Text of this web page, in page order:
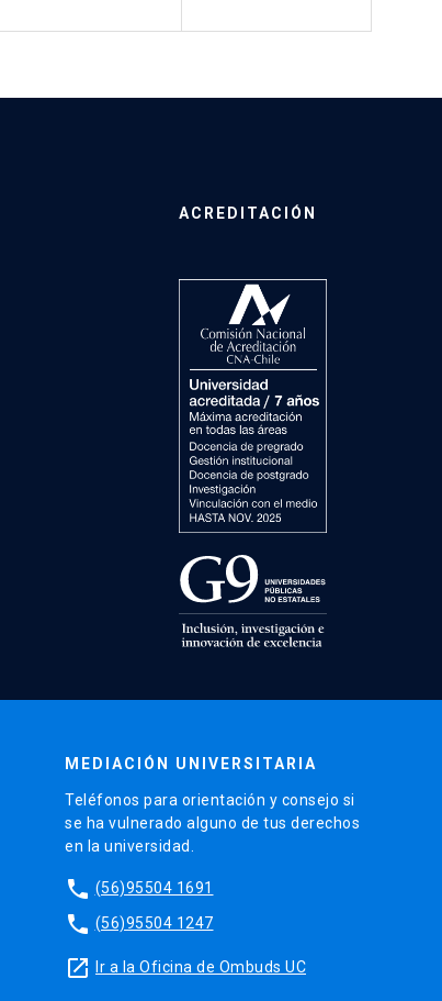
ACREDITACIÓN
MEDIACIÓN UNIVERSITARIA
Teléfonos para orientación y consejo si
se ha vulnerado alguno de tus derechos
en la universidad.
phone (56)95504 1691
phone (56)95504 1247
launch Ir a la Oficina de Ombuds UC